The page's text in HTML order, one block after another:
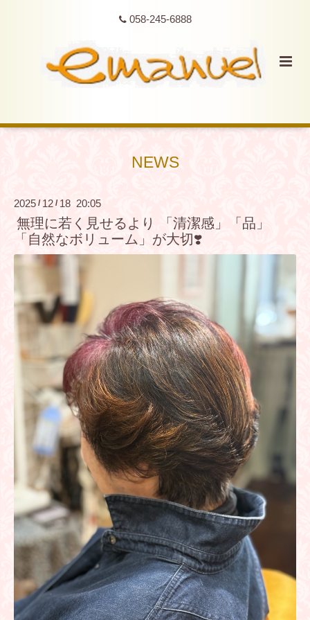
058-245-6888
NEWS
2025 / 12 / 18 20:05
無理に若く見せるより 「清潔感」「品」
「自然なボリューム」が大切❣️